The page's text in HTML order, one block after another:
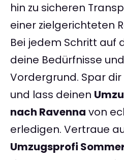
hin zu sicheren
einer zielgerichteten
Bei jedem Schritt auf
deine Bedürfnisse
Vordergrund. Spar dir
und lass deinen
nach Ravenna von
erledigen. Vertraue
Umzugsprofi